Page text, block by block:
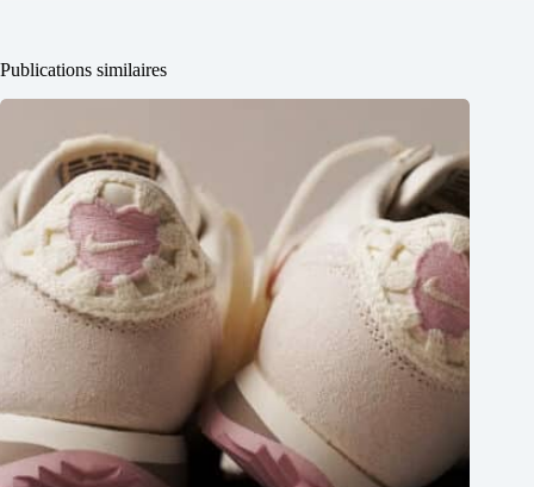
Publications similaires